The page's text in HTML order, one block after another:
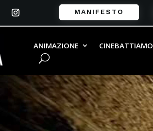
MANIFESTO
ANIMAZIONE CINEBATTIAMO